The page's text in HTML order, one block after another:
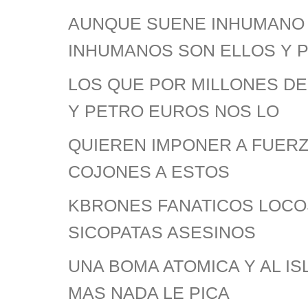
AUNQUE SUENE
INHUMANOS SON ELLOS Y
LOS QUE POR MILLONES
Y PETRO EUROS NOS LO
QUIEREN IMPONER A
COJONES A ESTOS
KBRONES FANATICOS
SICOPATAS ASESINOS
UNA BOMA ATOMICA Y AL
MAS NADA LE PICA